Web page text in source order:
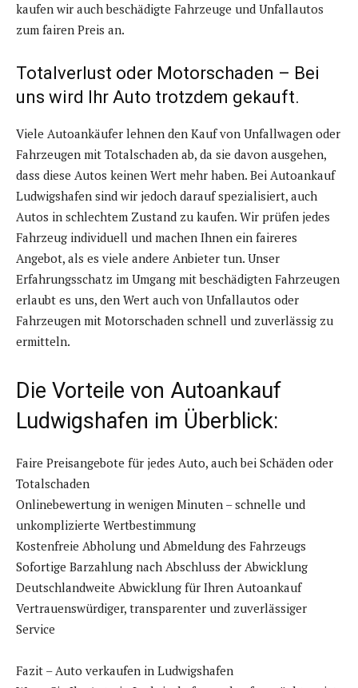
kaufen wir auch beschädigte Fahrzeuge und Unfallautos
zum fairen Preis an.
Totalverlust oder Motorschaden – Bei
uns wird Ihr Auto trotzdem gekauft.
Viele Autoankäufer lehnen den Kauf von Unfallwagen oder
Fahrzeugen mit Totalschaden ab, da sie davon ausgehen,
dass diese Autos keinen Wert mehr haben. Bei Autoankauf
Ludwigshafen sind wir jedoch darauf spezialisiert, auch
Autos in schlechtem Zustand zu kaufen. Wir prüfen jedes
Fahrzeug individuell und machen Ihnen ein faireres
Angebot, als es viele andere Anbieter tun. Unser
Erfahrungsschatz im Umgang mit beschädigten Fahrzeugen
erlaubt es uns, den Wert auch von Unfallautos oder
Fahrzeugen mit Motorschaden schnell und zuverlässig zu
ermitteln.
Die Vorteile von Autoankauf
Ludwigshafen im Überblick:
Faire Preisangebote für jedes Auto, auch bei Schäden oder
Totalschaden
Onlinebewertung in wenigen Minuten – schnelle und
unkomplizierte Wertbestimmung
Kostenfreie Abholung und Abmeldung des Fahrzeugs
Sofortige Barzahlung nach Abschluss der Abwicklung
Deutschlandweite Abwicklung für Ihren Autoankauf
Vertrauenswürdiger, transparenter und zuverlässiger
Service
Fazit – Auto verkaufen in Ludwigshafen